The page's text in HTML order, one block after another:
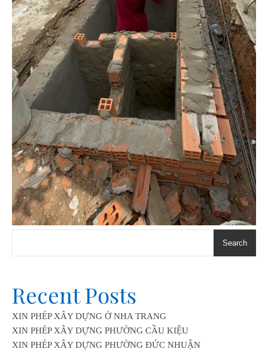
Search
Recent Posts
XIN PHÉP XÂY DỰNG Ở NHA TRANG
XIN PHÉP XÂY DỰNG PHƯỜNG CẦU KIỆU
XIN PHÉP XÂY DỰNG PHƯỜNG ĐỨC NHUẬN